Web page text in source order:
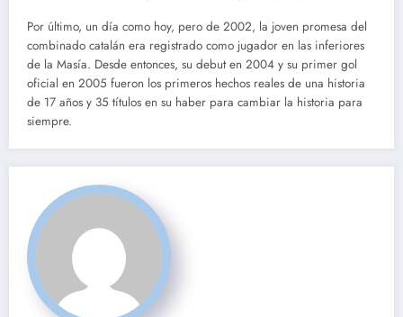
Por último, un día como hoy, pero de 2002, la joven promesa del
combinado catalán era registrado como jugador en las inferiores
de la Masía. Desde entonces, su debut en 2004 y su primer gol
oficial en 2005 fueron los primeros hechos reales de una historia
de 17 años y 35 títulos en su haber para cambiar la historia para
siempre.